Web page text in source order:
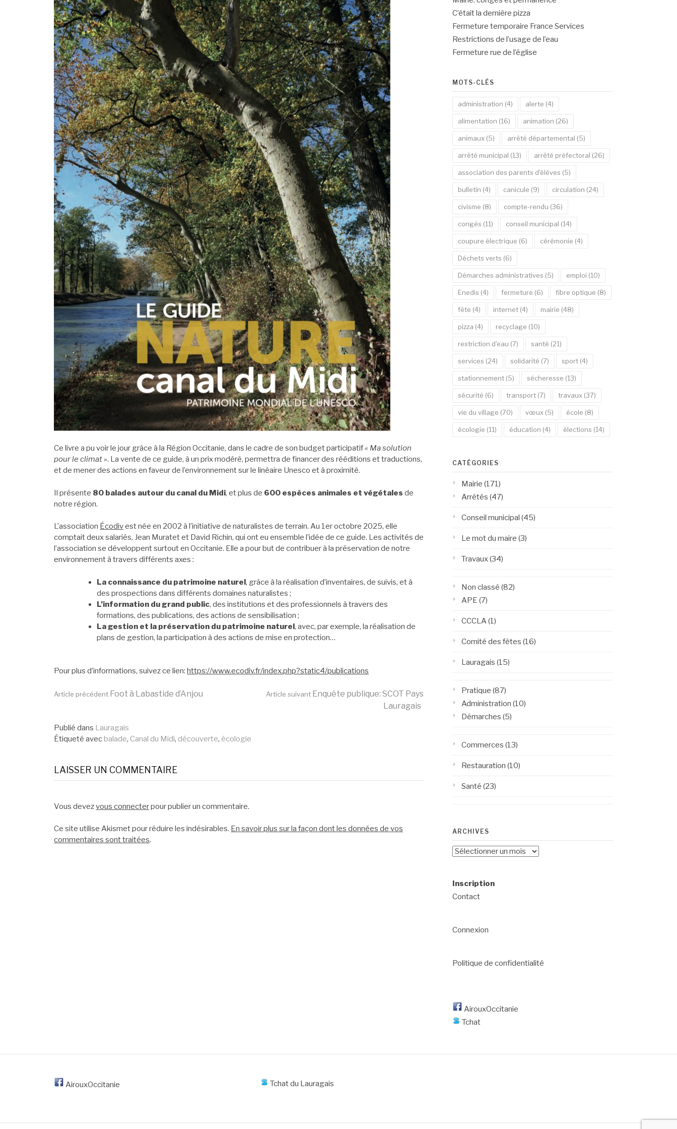
Ce livre a pu voir le jour grâce à la Région Occitanie, dans le cadre de son budget participatif« Ma solution
pour le climat ». La vente de ce guide, à un prix modéré, permettra de financer des rééditions et traductions,
et de mener des actions en faveur de l’environnement sur le linéaire Unesco et à proximité.
Il présente 80 balades autour du canal du Midi, et plus de 600 espèces animales et végétales de
notre région.
L’association Écodivest née en 2002 à l’initiative de naturalistes de terrain. Au 1er octobre 2025, elle
comptait deux salariés, Jean Muratet et David Richin, qui ont eu ensemble l’idée de ce guide. Les activités de
l’association se développent surtout en Occitanie. Elle a pour but de contribuer à la préservation de notre
environnement à travers différents axes :
La connaissance du patrimoine naturel, grâce à la réalisation d’inventaires, de suivis, et à
des prospections dans différents domaines naturalistes ;
L’information du grand public, des institutions et des professionnels à travers des
formations, des publications, des actions de sensibilisation ;
La gestion et la préservation du patrimoine naturel, avec, par exemple, la réalisation de
plans de gestion, la participation à des actions de mise en protection…
Pour plus d’informations, suivez ce lien:https://www.ecodiv.fr/index.php?static4/publications
Lire
la
suite
Article précédent Foot à Labastide d’Anjou Article suivant Enquête publique: SCOT Pays
Lauragais
Publié dans Lauragais
Étiqueté avecbalade, Canal du Midi, découverte, écologie
LAISSER UN COMMENTAIRE
Vous devezvous connecterpour publier un commentaire.
Ce site utilise Akismet pour réduire les indésirables. En savoir plus sur la façon dont les données de vos
commentaires sont traitées.
C’était la dernière pizza
Fermeture temporaire France Services
Restrictions de l’usage de l’eau
Fermeture rue de l’église
MOTS-CLÉS
administration (4) alerte (4)
alimentation (16) animation (26)
animaux(5) arrêté départemental (5)
arrêté municipal (13) arrêté préfectoral (26)
association des parents d'élèves (5)
bulletin (4) canicule (9) circulation (24)
civisme (8) compte-rendu (36)
congés (11) conseil municipal (14)
coupure électrique (6) cérémonie (4)
Déchets verts (6)
Démarches administratives (5) emploi (10)
Enedis (4) fermeture (6) fibre optique (8)
fête (4) internet(4) mairie (48)
pizza (4) recyclage (10)
restriction d'eau (7) santé (21)
services (24) solidarité (7) sport(4)
stationnement(5) sécheresse (13)
sécurité (6) transport(7) travaux(37)
vie du village (70) vœux(5) école (8)
écologie (11) éducation (4) élections (14)
CATÉGORIES
Mairie (171)
Arrêtés (47)
Conseil municipal (45)
Le mot du maire (3)
Travaux(34)
Non classé (82)
APE (7)
CCCLA(1)
Comité des fêtes (16)
Lauragais (15)
Pratique (87)
Administration (10)
Démarches (5)
Commerces (13)
Restauration (10)
Santé (23)
ARCHIVES
Archives
Inscription
Contact
Connexion
Politique de confidentialité
AirouxOccitanie
Tchat
AirouxOccitanie Tchat du Lauragais